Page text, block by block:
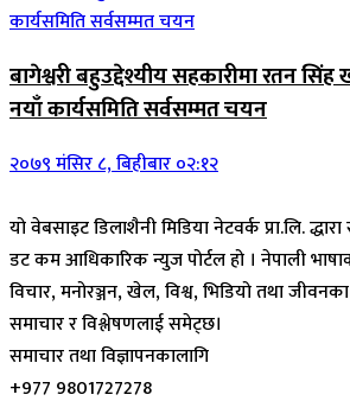
बागेश्वरी बहुउद्देश्यीय सहकारीमा रतन
नयाँ कार्यसमिति सर्वसम्मत चयन
२०७९ मंसिर ८, बिहीबार ०२:१२
यो वेबसाइट डिलाशैनी मिडिया नेटवर्क प्रा.लि.
डट कम आधिकारिक न्युज पोर्टल हो । नेपाली
विचार, मनोरञ्जन, खेल, विश्व, भिडियो तथा
समाचार र विश्लेषणलाई समेट्छ।
समाचार तथा विज्ञापनकालागि
+977 9801727278